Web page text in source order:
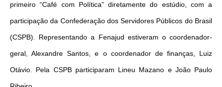
primeiro “Café com Política” diretamente do estúdio, com a
participação da Confederação dos Servidores Públicos do Brasil
(CSPB). Representando a Fenajud estiveram o coordenador-
geral, Alexandre Santos, e o coordenador de finanças, Luiz
Otávio. Pela CSPB participaram Lineu Mazano e João Paulo